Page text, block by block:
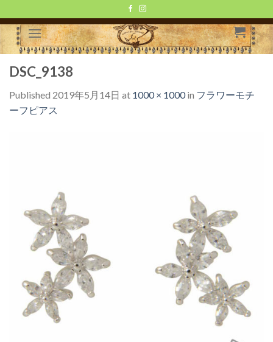
to
content
DSC_9138
Published 2019年5月14日 at 1000 × 1000in フラワーモチ
ーフピアス